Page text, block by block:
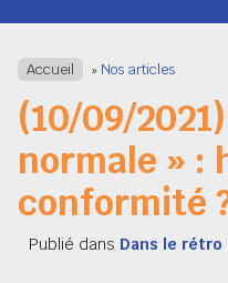
Accueil » Nos articles
(10/09/
normale » :
conformité
Publié dans Dans le rétro